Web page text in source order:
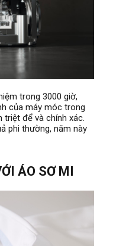
trong 3000 giờ,
của máy móc trong
triệt để và chính xác.
phi thường, năm này
ÁO SƠ MI